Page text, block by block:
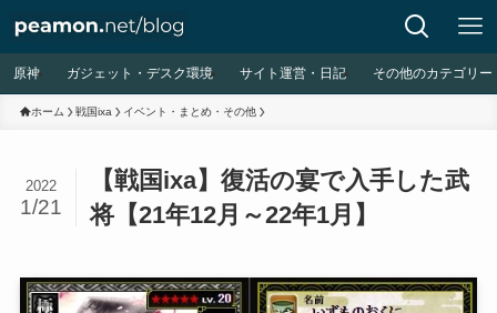
原神 ガジェット・デスク環境 サイト運営・日記 その他のカテゴリー
ホーム 戦国ixa イベント・まとめ・その他
【戦国ixa】復活の宴で入手した武
将【21年12月～22年1月】
2022
1/21